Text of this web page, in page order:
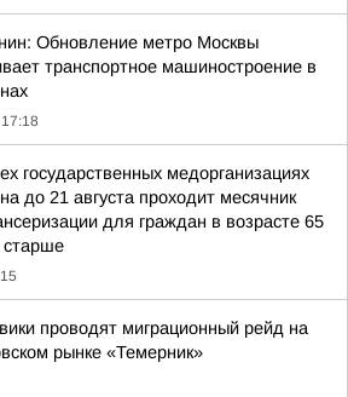
Обновление метро Москвы
транспортное машиностроение в
17:18
государственных медорганизациях
до 21 августа проходит месячник
для граждан в возрасте 65
старше
проводят миграционный рейд на
рынке «Темерник»